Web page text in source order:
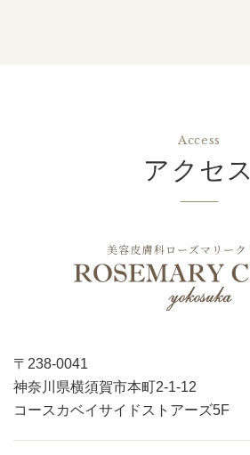
Access
アクセス
〒238-0041
神奈川県横須賀市本町2-1-12
コースカベイサイドストアーズ5F